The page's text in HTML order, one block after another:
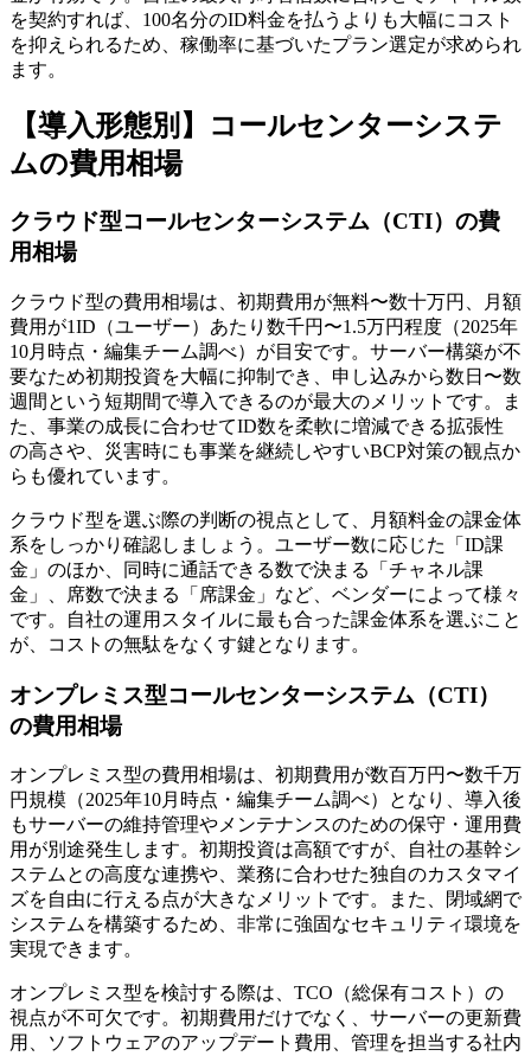
を契約すれば、100名分のID料金を払うよりも大幅にコスト
を抑えられるため、稼働率に基づいたプラン選定が求められ
ます。
【導入形態別】コールセンターシステ
ムの費用相場
クラウド型コールセンターシステム（CTI）の費
用相場
クラウド型の費用相場は、 初期費用が無料〜数十万円、月額
費用が1ID（ユーザー）あたり数千円〜1.5万円程度 （2025年
10月時点・編集チーム調べ）が目安です。サーバー構築が不
要なため初期投資を大幅に抑制でき、申し込みから数日〜数
週間という短期間で導入できるのが最大のメリットです。ま
た、事業の成長に合わせてID数を柔軟に増減できる拡張性
の高さや、災害時にも事業を継続しやすいBCP対策の観点か
らも優れています。
クラウド型を選ぶ際の判断の視点として、
月額料金の課金体
系をしっかり確認しましょう。ユーザー数に応じた「ID課
金」のほか、同時に通話できる数で決まる「チャネル課
金」、席数で決まる「席課金」など、ベンダーによって様々
です。自社の運用スタイルに最も合った課金体系を選ぶこと
が、コストの無駄をなくす鍵となります。
オンプレミス型コールセンターシステム（CTI）
の費用相場
オンプレミス型の費用相場は、 初期費用が数百万円〜数千万
円規模 （2025年10月時点・編集チーム調べ）となり、導入後
もサーバーの維持管理やメンテナンスのための保守・運用費
用が別途発生します。初期投資は高額ですが、自社の基幹シ
ステムとの高度な連携や、業務に合わせた独自のカスタマイ
ズを自由に行える点が大きなメリットです。また、閉域網で
システムを構築するため、非常に強固なセキュリティ環境を
実現できます。
オンプレミス型を検討する際は、 TCO（総保有コスト）の
視点が不可欠です。初期費用だけでなく、サーバーの更新費
用、ソフトウェアのアップデート費用、管理を担当する社内